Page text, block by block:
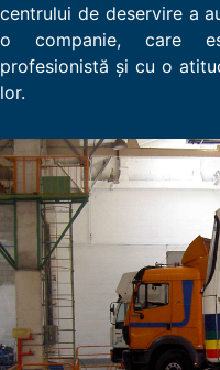
centrului de deservire a
o companie, care
profesionistă şi cu o
lor.